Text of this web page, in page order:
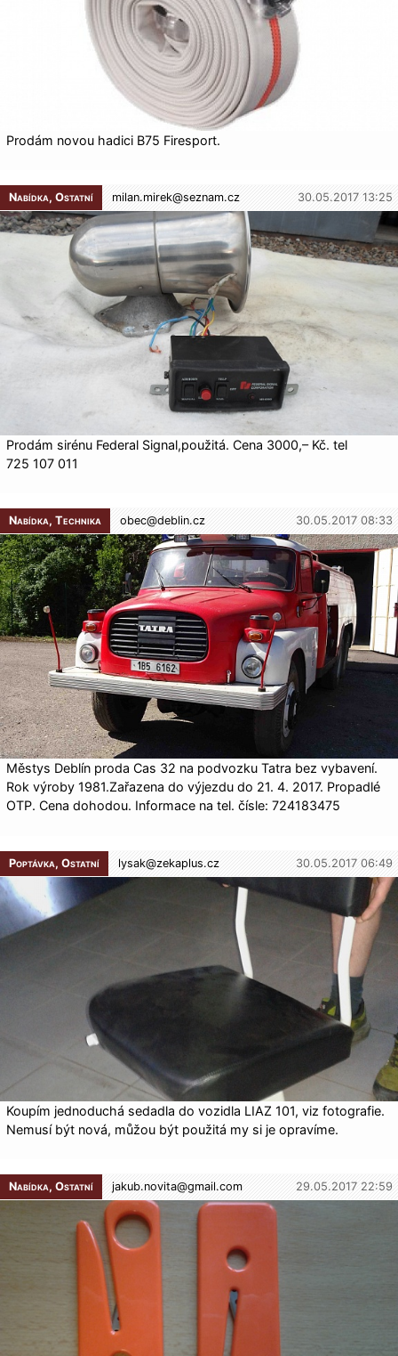
Prodám novou hadici B75 Firesport.
Nabídka, Ostatní milan.mirek@seznam.cz 30.05.2017 13:25
Prodám sirénu Federal Signal,použitá. Cena 3000,– Kč. tel
725 107 011
Nabídka, Technika obec@deblin.cz 30.05.2017 08:33
Městys Deblín proda Cas 32 na podvozku Tatra bez vybavení.
Rok výroby 1981.Zařazena do výjezdu do 21. 4. 2017. Propadlé
OTP. Cena dohodou. Informace na tel. čísle: 724183475
Poptávka, Ostatní lysak@zekaplus.cz 30.05.2017 06:49
Koupím jednoduchá sedadla do vozidla LIAZ 101, viz fotografie.
Nemusí být nová, můžou být použitá my si je opravíme.
Nabídka, Ostatní jakub.novita@gmail.com 29.05.2017 22:59